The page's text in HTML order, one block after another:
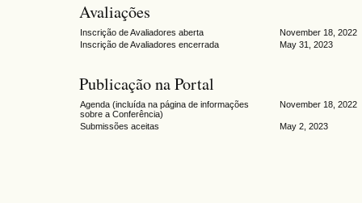
Avaliações
Inscrição de Avaliadores aberta
November 18, 2022
Inscrição de Avaliadores encerrada
May 31, 2023
Publicação na Portal
Agenda (incluída na página de informações
sobre a Conferência)
November 18, 2022
Submissões aceitas May 2, 2023